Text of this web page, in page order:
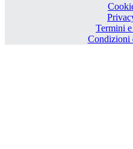
Termini
Condizioni